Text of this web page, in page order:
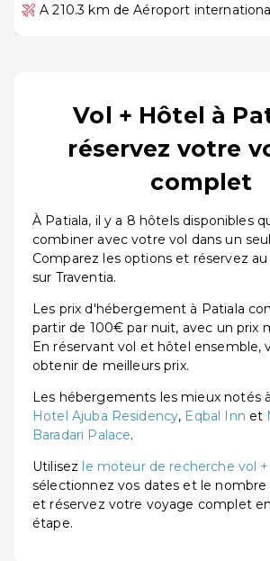
A 210.3 km de Aéroport
Vol + Hôtel à
réservez votre
complet
À Patiala, il y a 8 hôtels disponibles
combiner avec votre vol dans un
Comparez les options et réservez
sur Traventia.
Les prix d'hébergement à Patiala
partir de 100€ par nuit, avec un prix
En réservant vol et hôtel ensemble,
obtenir de meilleurs prix.
Les hébergements les mieux notés
Hotel Ajuba Residency, Eqbal Inn et
Baradari Palace.
Utilisez le moteur de recherche vol
sélectionnez vos dates et le nombre
et réservez votre voyage complet
étape.